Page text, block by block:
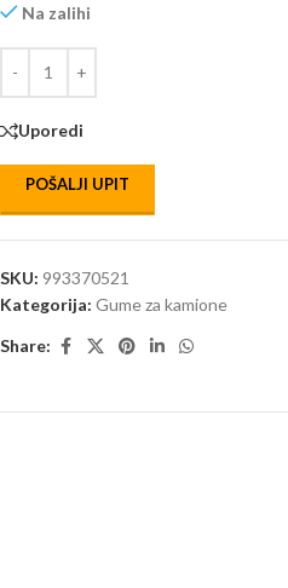
Na zalihi
Uporedi
POŠALJI UPIT
SKU: 993370521
Kategorija: Gume za kamione
Share: